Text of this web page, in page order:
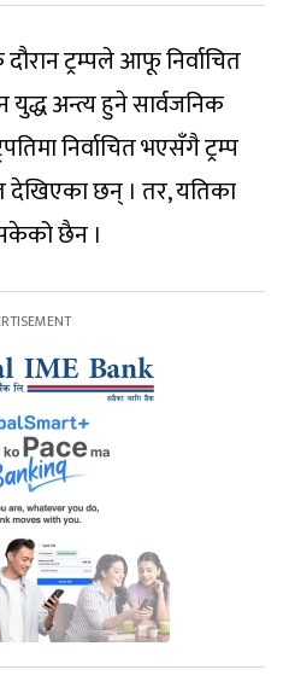
दौरान ट्रम्पले आफू निर्वाचित
युद्ध अन्त्य हुने सार्वजनिक
निर्वाचित भएसँगै ट्रम्प
देखिएका छन् । तर, यतिका
छैन ।